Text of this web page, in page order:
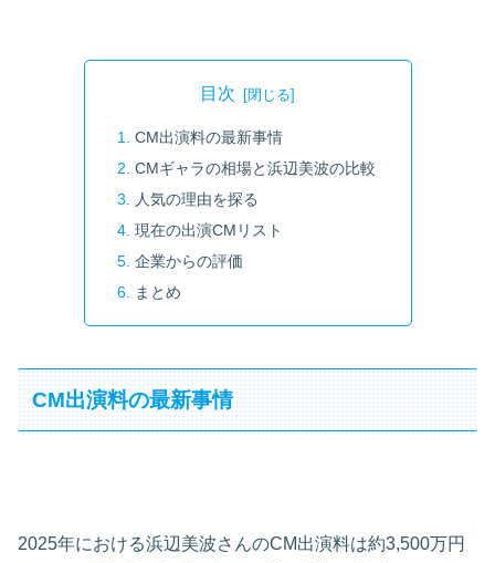
目次
CM出演料の最新事情
CMギャラの相場と浜辺美波の比較
人気の理由を探る
現在の出演CMリスト
企業からの評価
まとめ
CM出演料の最新事情
2025年における浜辺美波さんのCM出演料は約3,500万円